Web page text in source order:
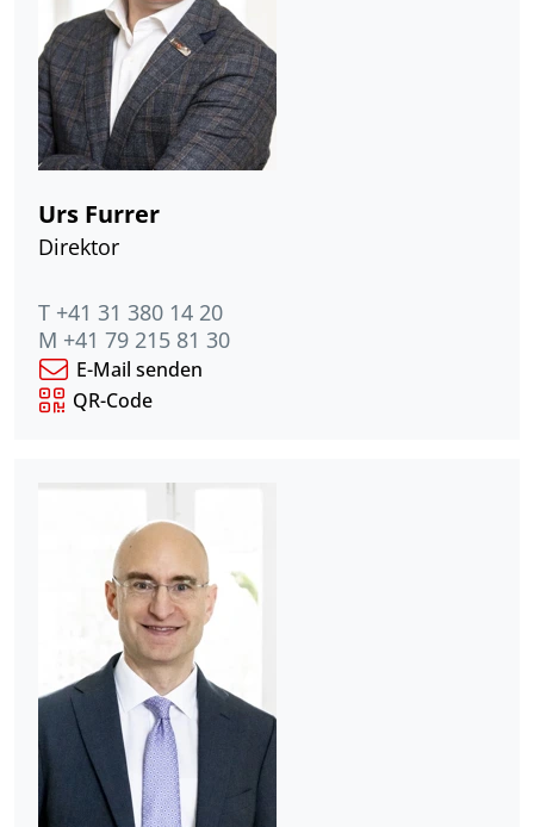
Urs Furrer
Direktor
T +41 31 380 14 20
M +41 79 215 81 30
E-Mail senden
QR-Code